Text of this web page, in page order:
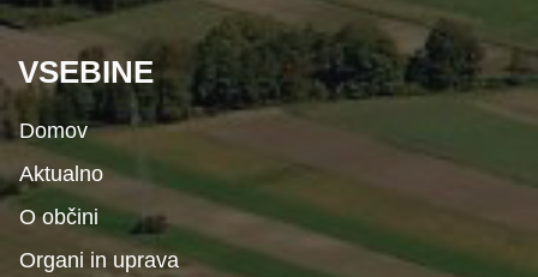
VSEBINE
Domov
Aktualno
O občini
Organi in uprava